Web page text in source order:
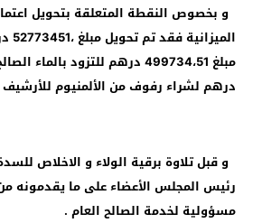
و بخصوص النقطة المتعلقة بتحويل
درهم لشراء رفوف من الألمنيوم
و قبل تلاوة برقية الولاء و الاخلاص
رئيس المجلس الأعضاء على ما يقدمونه
مسؤولية لخدمة الصالح العام .